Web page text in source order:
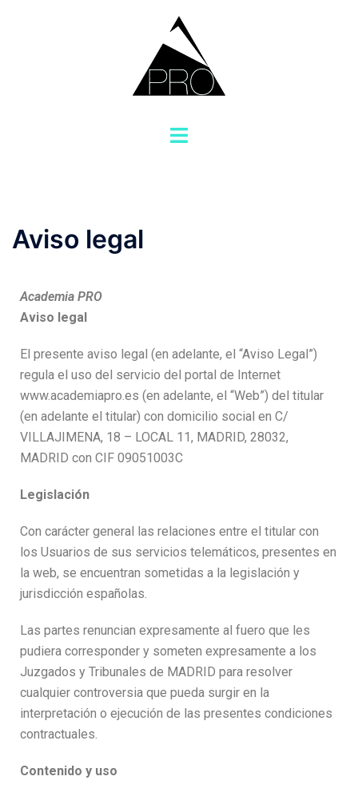
Aviso legal
Academia PRO
Aviso legal
El presente aviso legal (en adelante, el “Aviso Legal”)
regula el uso del servicio del portal de Internet
www.academiapro.es (en adelante, el “Web”) del titular
(en adelante el titular) con domicilio social en C/
VILLAJIMENA, 18 – LOCAL 11, MADRID, 28032,
MADRID con CIF 09051003C
Legislación
Con carácter general las relaciones entre el titular con
los Usuarios de sus servicios telemáticos, presentes en
la web, se encuentran sometidas a la legislación y
jurisdicción españolas.
Las partes renuncian expresamente al fuero que les
pudiera corresponder y someten expresamente a los
Juzgados y Tribunales de MADRID para resolver
cualquier controversia que pueda surgir en la
interpretación o ejecución de las presentes condiciones
contractuales.
Contenido y uso